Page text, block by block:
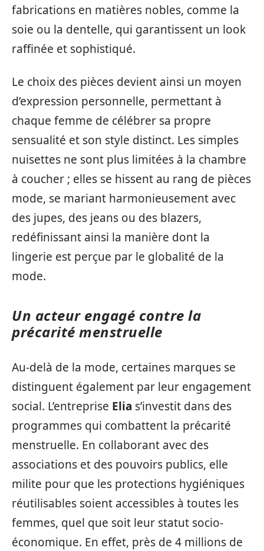
fabrications en matières nobles, comme la
soie ou la dentelle, qui garantissent un look
raffinée et sophistiqué.
Le choix des pièces devient ainsi un moyen
d’expression personnelle, permettant à
chaque femme de célébrer sa propre
sensualité et son style distinct. Les simples
nuisettes ne sont plus limitées à la chambre
à coucher ; elles se hissent au rang de pièces
mode, se mariant harmonieusement avec
des jupes, des jeans ou des blazers,
redéfinissant ainsi la manière dont la
lingerie est perçue par le globalité de la
mode.
Un acteur engagé contre la
précarité menstruelle
Au-delà de la mode, certaines marques se
distinguent également par leur engagement
social. L’entreprise Elia s’investit dans des
programmes qui combattent la précarité
menstruelle. En collaborant avec des
associations et des pouvoirs publics, elle
milite pour que les protections hygiéniques
réutilisables soient accessibles à toutes les
femmes, quel que soit leur statut socio-
économique. En effet, près de 4 millions de